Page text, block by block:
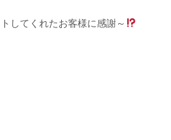
してくれたお客様に感謝～